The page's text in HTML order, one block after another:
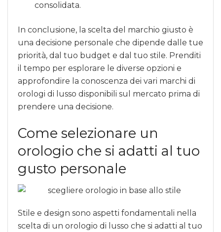
consolidata.
In conclusione, la scelta del marchio giusto è
una decisione personale che dipende dalle tue
priorità, dal tuo budget e dal tuo stile. Prenditi
il tempo per esplorare le diverse opzioni e
approfondire la conoscenza dei vari marchi di
orologi di lusso disponibili sul mercato prima di
prendere una decisione.
Come selezionare un
orologio che si adatti al tuo
gusto personale
Stile e design sono aspetti fondamentali nella
scelta di un orologio di lusso che si adatti al tuo